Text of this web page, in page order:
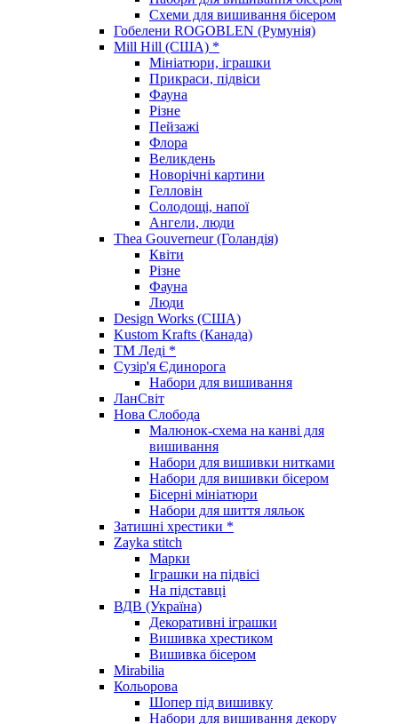
Схеми для вишивання бісером
Гобелени ROGOBLEN (Румунія)
Mill Hill (США) *
Мініатюри, іграшки
Прикраси, підвіси
Фауна
Різне
Пейзажі
Флора
Великдень
Новорічні картини
Гелловін
Солодощі, напої
Ангели, люди
Thea Gouverneur (Голандія)
Квіти
Різне
Фауна
Люди
Design Works (США)
Kustom Krafts (Канада)
ТМ Леді *
Сузір'я Єдинорога
Набори для вишивання
ЛанСвіт
Нова Слобода
Малюнок-схема на канві для
вишивання
Набори для вишивки нитками
Набори для вишивки бісером
Бісерні мініатюри
Набори для шиття ляльок
Затишні хрестики *
Zayka stitch
Марки
Іграшки на підвісі
На підставці
ВДВ (Україна)
Декоративні іграшки
Вишивка хрестиком
Вишивка бісером
Mirabilia
Кольорова
Шопер під вишивку
Набори для вишивання декору